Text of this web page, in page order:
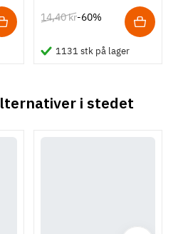
14,40 kr-60%
1131 stk på lager
-60%
-50%
-50% i stedet